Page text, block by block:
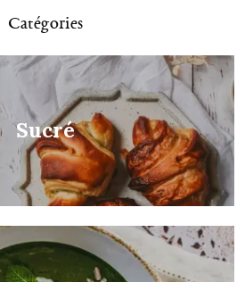
Catégories
Sucré